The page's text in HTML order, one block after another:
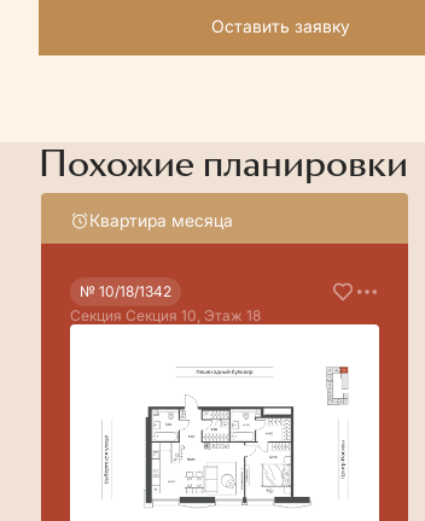
Оставить заявку
Похожие планировки
Квартира месяца
№ 10/18/1342
Секция Секция 10, Этаж 18